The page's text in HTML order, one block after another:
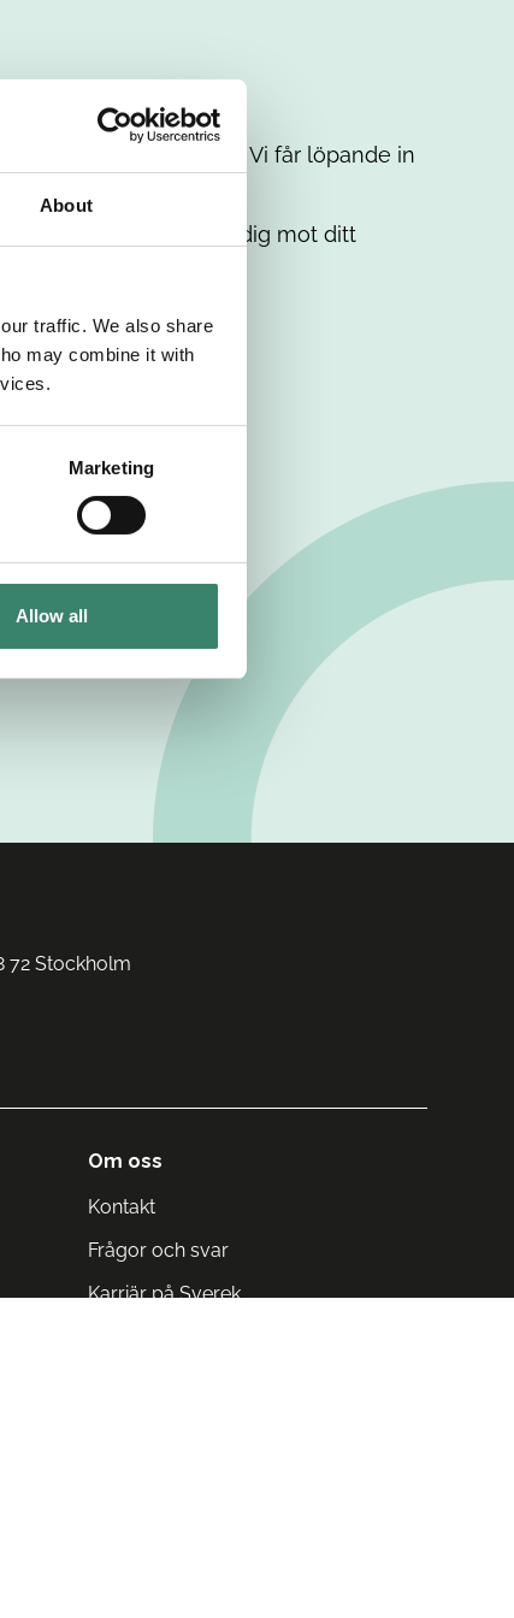
About
traffic. We also share
may combine it with
Marketing
Allow all
Misströsta inte. Vi får löpande in
matchar vi dig mot ditt
72 Stockholm
Om oss
Kontakt
Frågor och svar
Karriär på Sverek